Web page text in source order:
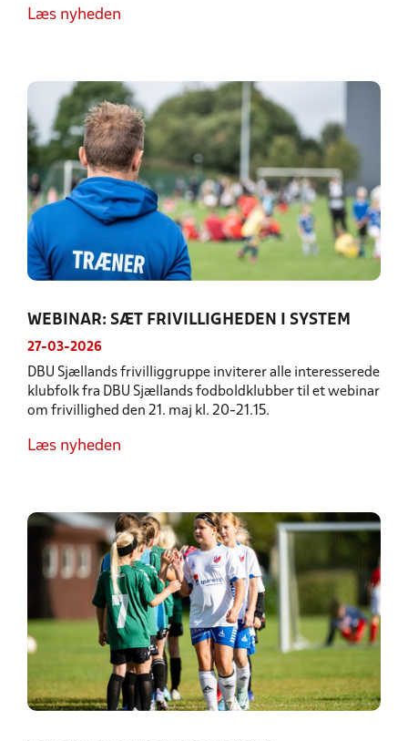
Læs nyheden
WEBINAR: SÆT FRIVILLIGHEDEN I SYSTEM
27-03-2026
DBU Sjællands frivilliggruppe inviterer alle interesserede
klubfolk fra DBU Sjællands fodboldklubber til et webinar
om frivillighed den 21. maj kl. 20-21.15.
Læs nyheden